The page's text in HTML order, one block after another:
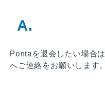
Pontaを退会したい場合は
へご連絡をお願いします。